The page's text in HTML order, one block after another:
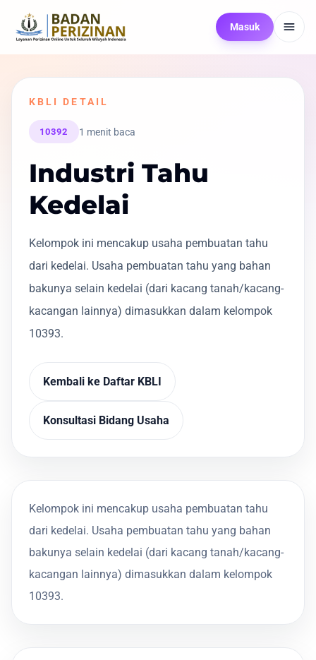
Masuk
KBLI DETAIL
10392 1 menit baca
Industri Tahu
Kedelai
Kelompok ini mencakup usaha pembuatan tahu
dari kedelai. Usaha pembuatan tahu yang bahan
bakunya selain kedelai (dari kacang tanah/kacang-
kacangan lainnya) dimasukkan dalam kelompok
10393.
Kembali ke Daftar KBLI
Konsultasi Bidang Usaha
Kelompok ini mencakup usaha pembuatan tahu
dari kedelai. Usaha pembuatan tahu yang bahan
bakunya selain kedelai (dari kacang tanah/kacang-
kacangan lainnya) dimasukkan dalam kelompok
10393.